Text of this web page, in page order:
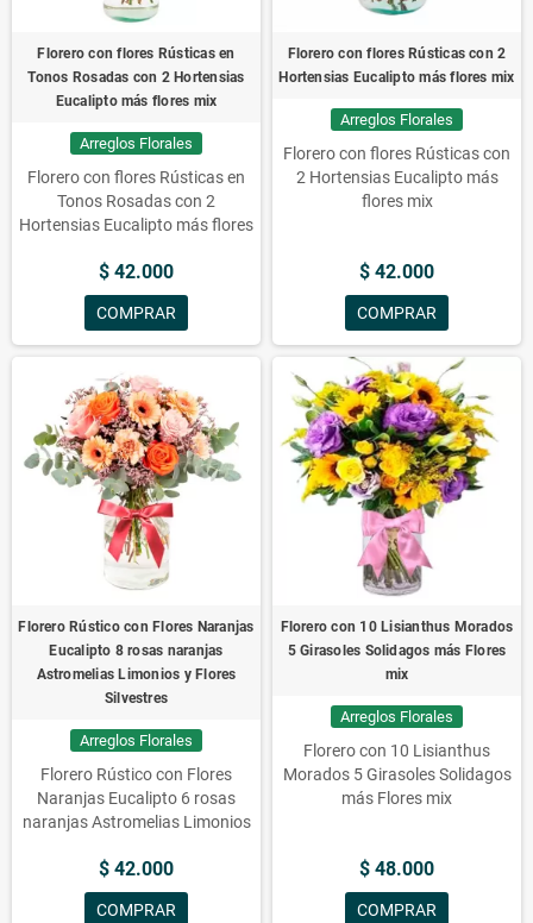
Florero con flores Rústicas en
Tonos Rosadas con 2 Hortensias
Eucalipto más flores mix
Arreglos Florales
Florero con flores Rústicas en
Tonos Rosadas con 2
Hortensias Eucalipto más flores
$ 42.000
COMPRAR
Florero con flores Rústicas con 2
Hortensias Eucalipto más flores mix
Arreglos Florales
Florero con flores Rústicas con
2 Hortensias Eucalipto más
flores mix
$ 42.000
COMPRAR
Florero Rústico con Flores Naranjas
Eucalipto 8 rosas naranjas
Astromelias Limonios y Flores
Silvestres
Arreglos Florales
Florero Rústico con Flores
Naranjas Eucalipto 6 rosas
naranjas Astromelias Limonios
$ 42.000
COMPRAR
Florero con 10 Lisianthus Morados
5 Girasoles Solidagos más Flores
mix
Arreglos Florales
Florero con 10 Lisianthus
Morados 5 Girasoles Solidagos
más Flores mix
$ 48.000
COMPRAR